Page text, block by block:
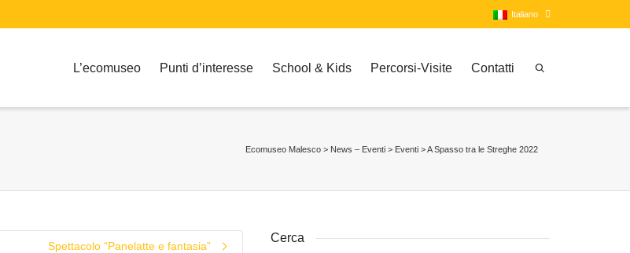
Italiano
Inglese
L’ecomuseo Punti d’interesse School & Kids Percorsi-Visite Contatti
Ecomuseo Malesco > News – Eventi > Eventi >A Spasso tra le Streghe 2022
Spettacolo “Panelatte e fantasia”
Cerca